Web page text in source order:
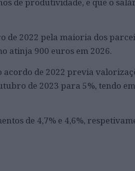
de 2022 pela maioria dos
atinja 900 euros em 2026.
de 2022 previa
de 2023 para 5%, tendo em
de 4,7% e 4,6%,